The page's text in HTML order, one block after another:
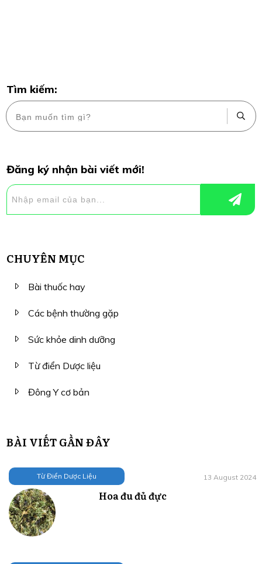
Tìm kiếm:
Đăng ký nhận bài viết mới!
CHUYÊN MỤC
Bài thuốc hay
Các bệnh thường gặp
Sức khỏe dinh dưỡng
Từ điển Dược liệu
Đông Y cơ bản
BÀI VIẾT GẦN ĐÂY
Từ Điển Dược Liệu 13 August 2024
Hoa đu đủ đực